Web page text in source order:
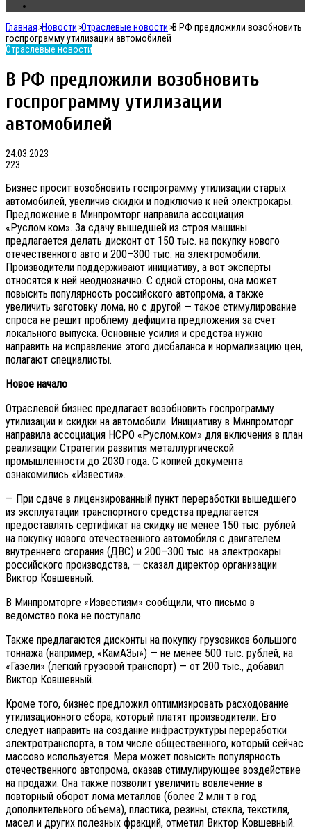
Главная>Новости>Отраслевые новости>В РФ предложили возобновить
госпрограмму утилизации автомобилей
Отраслевые новости
В РФ предложили возобновить
госпрограмму утилизации
автомобилей
24.03.2023
223
Бизнес просит возобновить госпрограмму утилизации старых
автомобилей, увеличив скидки и подключив к ней электрокары.
Предложение в Минпромторг направила ассоциация
«Руслом.ком». За сдачу вышедшей из строя машины
предлагается делать дисконт от 150 тыс. на покупку нового
отечественного авто и 200–300 тыс. на электромобили.
Производители поддерживают инициативу, а вот эксперты
относятся к ней неоднозначно. С одной стороны, она может
повысить популярность российского автопрома, а также
увеличить заготовку лома, но с другой — такое стимулирование
спроса не решит проблему дефицита предложения за счет
локального выпуска. Основные усилия и средства нужно
направить на исправление этого дисбаланса и нормализацию цен,
полагают специалисты.
Новое начало
Отраслевой бизнес предлагает возобновить госпрограмму
утилизации и скидки на автомобили. Инициативу в Минпромторг
направила ассоциация НСРО «Руслом.ком» для включения в план
реализации Стратегии развития металлургической
промышленности до 2030 года. С копией документа
ознакомились «Известия».
— При сдаче в лицензированный пункт переработки вышедшего
из эксплуатации транспортного средства предлагается
предоставлять сертификат на скидку не менее 150 тыс. рублей
на покупку нового отечественного автомобиля с двигателем
внутреннего сгорания (ДВС) и 200–300 тыс. на электрокары
российского производства, — сказал директор организации
Виктор Ковшевный.
В Минпромторге «Известиям» сообщили, что письмо в
ведомство пока не поступало.
Также предлагаются дисконты на покупку грузовиков большого
тоннажа (например, «КамАЗы») — не менее 500 тыс. рублей, на
«Газели» (легкий грузовой транспорт) — от 200 тыс., добавил
Виктор Ковшевный.
Кроме того, бизнес предложил оптимизировать расходование
утилизационного сбора, который платят производители. Его
следует направить на создание инфраструктуры переработки
электротранспорта, в том числе общественного, который сейчас
массово используется. Мера может повысить популярность
отечественного автопрома, оказав стимулирующее воздействие
на продажи. Она также позволит увеличить вовлечение в
повторный оборот лома металлов (более 2 млн т в год
дополнительного объема), пластика, резины, стекла, текстиля,
масел и других полезных фракций, отметил Виктор Ковшевный.